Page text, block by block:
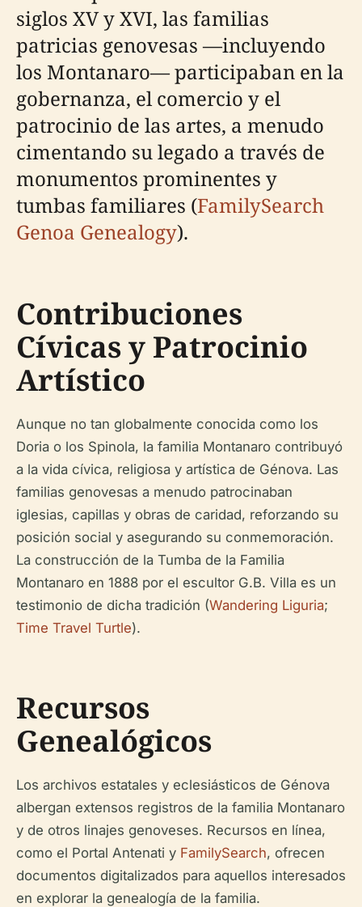
siglos XV y XVI, las familias
patricias genovesas —incluyendo
los Montanaro— participaban en la
gobernanza, el comercio y el
patrocinio de las artes, a menudo
cimentando su legado a través de
monumentos prominentes y
tumbas familiares (FamilySearch
Genoa Genealogy).
Contribuciones
Cívicas y Patrocinio
Artístico
Aunque no tan globalmente conocida como los
Doria o los Spinola, la familia Montanaro contribuyó
a la vida cívica, religiosa y artística de Génova. Las
familias genovesas a menudo patrocinaban
iglesias, capillas y obras de caridad, reforzando su
posición social y asegurando su conmemoración.
La construcción de la Tumba de la Familia
Montanaro en 1888 por el escultor G.B. Villa es un
testimonio de dicha tradición (Wandering Liguria;
Time Travel Turtle).
Recursos
Genealógicos
Los archivos estatales y eclesiásticos de Génova
albergan extensos registros de la familia Montanaro
y de otros linajes genoveses. Recursos en línea,
como el Portal Antenati y FamilySearch, ofrecen
documentos digitalizados para aquellos interesados
en explorar la genealogía de la familia.